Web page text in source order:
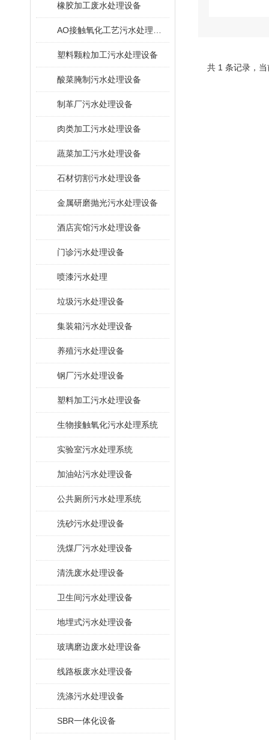
橡胶加工废水处理设备
塑料颗粒加工污水处理设备
酸菜腌制污水处理设备
制革厂污水处理设备
肉类加工污水处理设备
蔬菜加工污水处理设备
石材切割污水处理设备
金属研磨抛光污水处理设备
酒店宾馆污水处理设备
门诊污水处理设备
喷漆污水处理
垃圾污水处理设备
集装箱污水处理设备
养殖污水处理设备
钢厂污水处理设备
塑料加工污水处理设备
生物接触氧化污水处理系统
​实验室污水处理系统
加油站污水处理设备
公共厕所污水处理系统
洗砂污水处理设备
洗煤厂污水处理设备
清洗废水处理设备
卫生间污水处理设备
地埋式污水处理设备
玻璃磨边废水处理设备
线路板废水处理设备
洗涤污水处理设备
SBR一体化设备
共 1 条记录，